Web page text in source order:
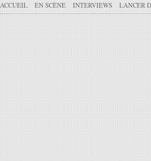
ACCUEIL EN SCÈNE INTERVIEWS LANCER